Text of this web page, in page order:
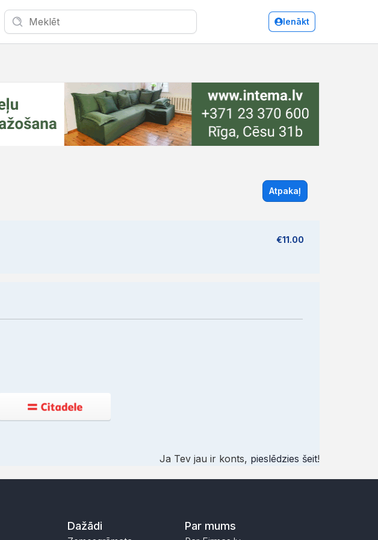
Ienākt
Atpakaļ
€11.00
Ja Tev jau ir konts, pieslēdzies šeit!
Dažādi Par mums